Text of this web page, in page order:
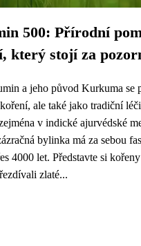
500: Přírodní
který stojí za
a jeho původ Kurkuma se
ale také jako tradiční
v indické ajurvédské
bylinka má za sebou
4000 let. Představte si
zlaté...